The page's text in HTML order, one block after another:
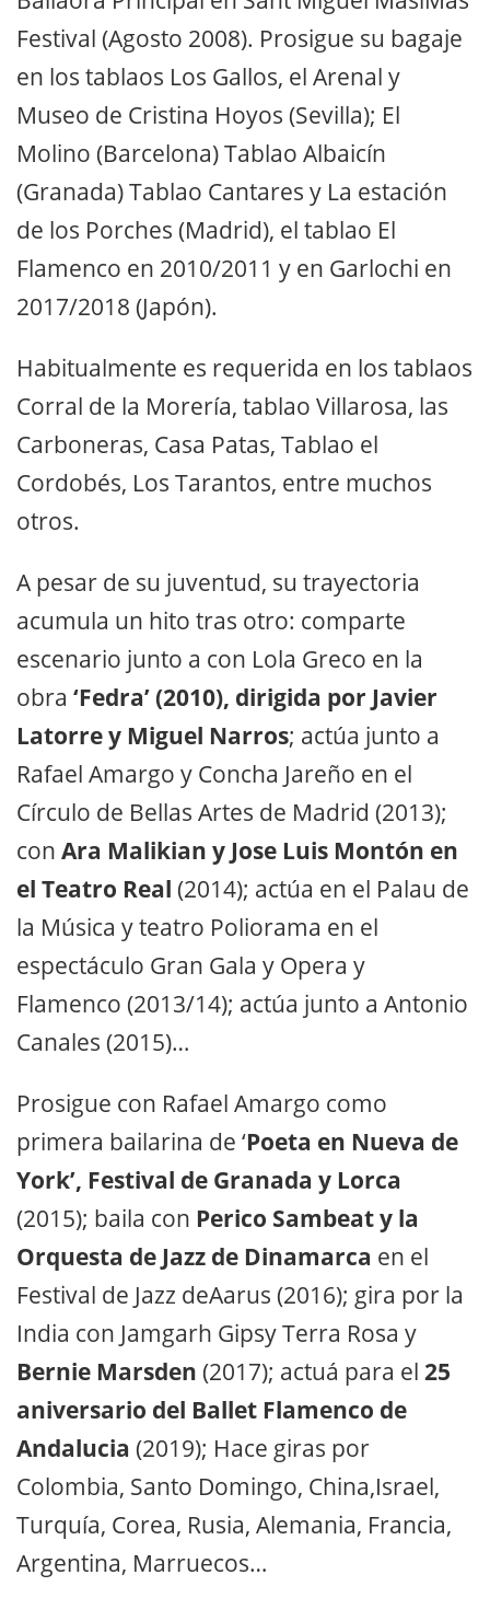
Festival (Agosto 2008). Prosigue su bagaje
en los tablaos Los Gallos, el Arenal y
Museo de Cristina Hoyos (Sevilla); El
Molino (Barcelona) Tablao Albaicín
(Granada) Tablao Cantares y La estación
de los Porches (Madrid), el tablao El
Flamenco en 2010/2011 y en Garlochi en
2017/2018 (Japón).
Habitualmente es requerida en los tablaos
Corral de la Morería, tablao Villarosa, las
Carboneras, Casa Patas, Tablao el
Cordobés, Los Tarantos, entre muchos
otros.
A pesar de su juventud, su trayectoria
acumula un hito tras otro: comparte
escenario junto a con Lola Greco en la
obra ‘Fedra’ (2010), dirigida por Javier
Latorre y Miguel Narros; actúa junto a
Rafael Amargo y Concha Jareño en el
Círculo de Bellas Artes de Madrid (2013);
con Ara Malikian y Jose Luis Montón en
el Teatro Real (2014); actúa en el Palau de
la Música y teatro Poliorama en el
espectáculo Gran Gala y Opera y
Flamenco (2013/14); actúa junto a Antonio
Canales (2015)…
Prosigue con Rafael Amargo como
primera bailarina de ‘Poeta en Nueva de
York’, Festival de Granada y Lorca
(2015); baila con Perico Sambeat y la
Orquesta de Jazz de Dinamarca en el
Festival de Jazz deAarus (2016); gira por la
India con Jamgarh Gipsy Terra Rosa y
Bernie Marsden (2017); actuá para el 25
aniversario del Ballet Flamenco de
Andalucia (2019); Hace giras por
Colombia, Santo Domingo, China,Israel,
Turquía, Corea, Rusia, Alemania, Francia,
Argentina, Marruecos…